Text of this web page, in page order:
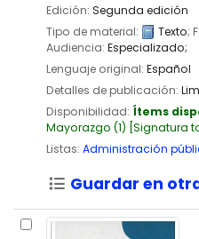
Edición: Segunda edición
Tipo de material:
Texto;
Audiencia: Especializado;
Lenguaje original: Español
Detalles de publicación:
Disponibilidad: Ítems
Mayorazgo (1) Signatura
Listas: Administración
Guardar en